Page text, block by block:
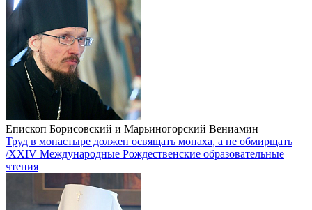
Епископ Борисовский и Марьиногорский Вениамин
Труд в монастыре должен освящать монаха, а не обмирщать
/XXIV Международные Рождественские образовательные
чтения